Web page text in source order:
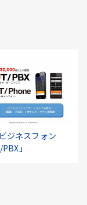
ジネスフォン
」